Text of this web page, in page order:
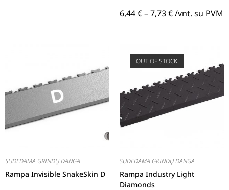
6,44€–7,73€/vnt. su PVM
SUDEDAMA GRINDŲ DANGA
Rampa Invisible SnakeSkin D
OUT OF STOCK
SUDEDAMA GRINDŲ DANGA
Rampa Industry Light
Diamonds